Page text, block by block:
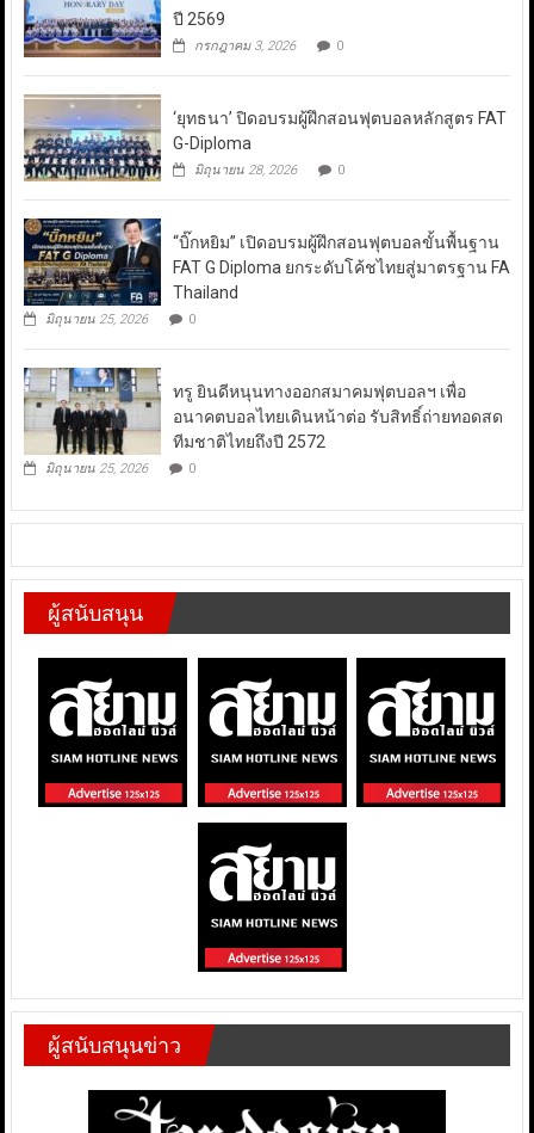
ปี 2569
กรกฎาคม 3, 2026 0
‘ยุทธนา’ ปิดอบรมผู้ฝึกสอนฟุตบอลหลักสูตร FAT
G-Diploma
มิถุนายน 28, 2026 0
“บิ๊กหยิม” เปิดอบรมผู้ฝึกสอนฟุตบอลขั้นพื้นฐาน
FAT G Diploma ยกระดับโค้ชไทยสู่มาตรฐาน FA
Thailand
มิถุนายน 25, 2026 0
ทรู ยินดีหนุนทางออกสมาคมฟุตบอลฯ เพื่อ
อนาคตบอลไทยเดินหน้าต่อ รับสิทธิ์ถ่ายทอดสด
ทีมชาติไทยถึงปี 2572
มิถุนายน 25, 2026 0
ผู้สนับสนุน
ผู้สนับสนุนข่าว